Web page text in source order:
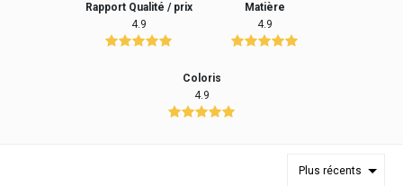
Rapport Qualité / prix
4.9
Matière
4.9
Coloris
4.9
Plus récents